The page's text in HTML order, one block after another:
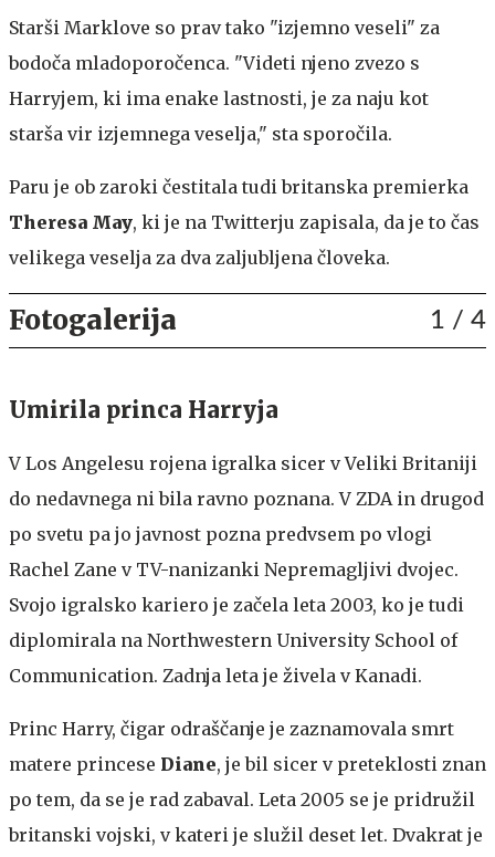
Starši Marklove so prav tako "izjemno veseli" za
bodoča mladoporočenca. "Videti njeno zvezo s
Harryjem, ki ima enake lastnosti, je za naju kot
starša vir izjemnega veselja," sta sporočila.
Paru je ob zaroki čestitala tudi britanska premierka
Theresa May, ki je na Twitterju zapisala, da je to čas
velikega veselja za dva zaljubljena človeka.
Fotogalerija 1 / 4
Umirila princa Harryja
V Los Angelesu rojena igralka sicer v Veliki Britaniji
do nedavnega ni bila ravno poznana. V ZDA in drugod
po svetu pa jo javnost pozna predvsem po vlogi
Rachel Zane v TV-nanizanki Nepremagljivi dvojec.
Svojo igralsko kariero je začela leta 2003, ko je tudi
diplomirala na Northwestern University School of
Communication. Zadnja leta je živela v Kanadi.
Princ Harry, čigar odraščanje je zaznamovala smrt
matere princese Diane, je bil sicer v preteklosti znan
po tem, da se je rad zabaval. Leta 2005 se je pridružil
britanski vojski, v kateri je služil deset let. Dvakrat je